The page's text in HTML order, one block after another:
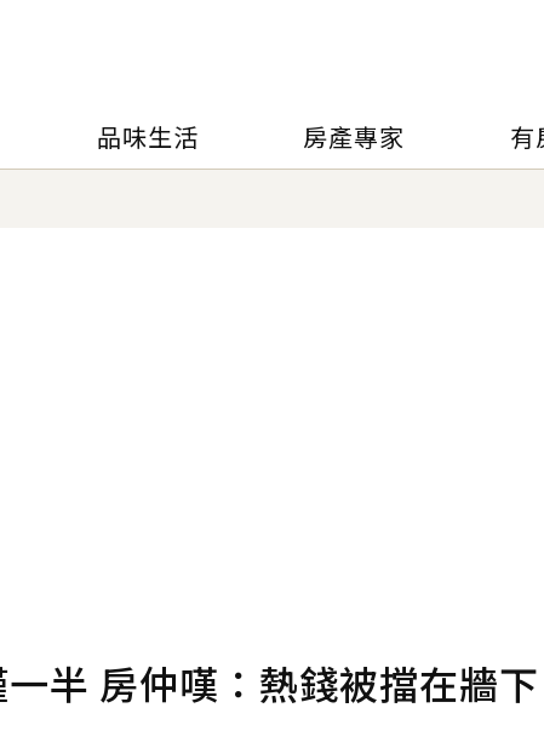
品味生活 房產專家 有
半 房仲嘆：熱錢被擋在牆下